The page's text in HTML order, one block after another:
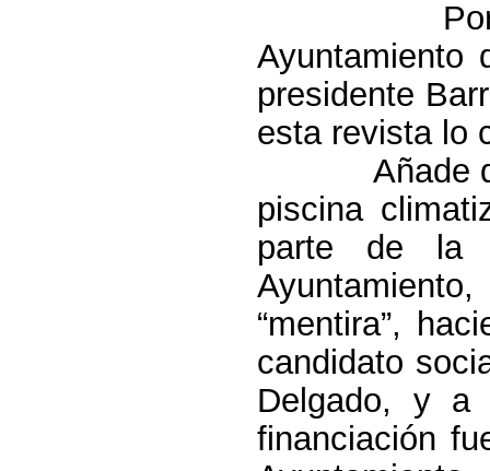
Ayuntamiento
presidente
esta revista lo
Añade
piscina
parte de la
“mentira”,
candidato
Delgado, y a
financiación